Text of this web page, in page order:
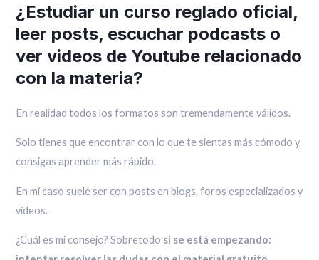
¿Estudiar un curso reglado oficial,
leer posts, escuchar podcasts o
ver videos de Youtube relacionado
con la materia?
En realidad todos los formatos son tremendamente válidos.
Solo tienes que encontrar con lo que te sientas más cómodo y
consigas aprender más rápido.
En mi caso suele ser con posts en blogs, foros especializados y
videos.
¿Cuál es mi consejo? Sobretodo si se está empezando: